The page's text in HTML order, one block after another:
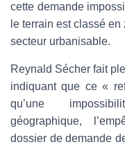
cette demande
le terrain est classé
secteur urbanisable.
Reynald Sécher fait
indiquant que ce «
qu’une
géographique,
dossier de demande